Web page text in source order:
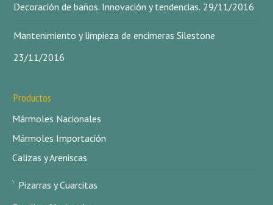
Decoración de baños. Innovación y tendencias. 29/11/2016
Mantenimiento y limpieza de encimeras Silestone
23/11/2016
Productos
Mármoles Nacionales
Mármoles Importación
Calizas y Areniscas
Pizarras y Cuarcitas